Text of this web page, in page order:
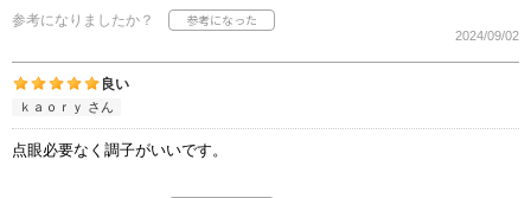
参考になりましたか？
2024/09/02
良い
ｋａｏｒｙ さん
点眼必要なく調子がいいです。